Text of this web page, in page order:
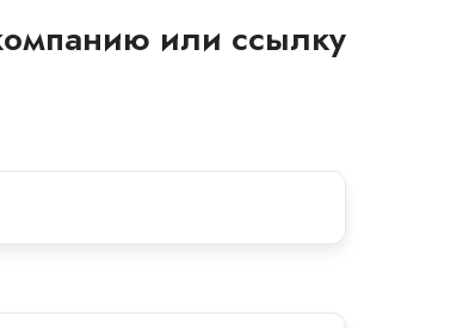
или ссылку